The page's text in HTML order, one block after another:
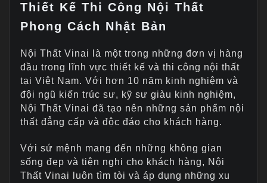
Thiết Kế Thi Công Nội Thất
Phong Cách Nhật Bản
Nội Thất Vinai là một trong những đơn vị hàng
đầu trong lĩnh vực thiết kế và thi công nội thất
tại Việt Nam. Với hơn 10 năm kinh nghiệm và
đội ngũ kiến trúc sư, kỹ sư giàu kinh nghiệm,
Nội Thất Vinai đã tạo nên những sản phẩm nội
thất đẳng cấp và độc đáo cho khách hàng.
Với sứ mệnh mang đến những không gian
sống đẹp và tiện nghi cho khách hàng, Nội
Thất Vinai luôn tìm tòi và áp dụng những xu